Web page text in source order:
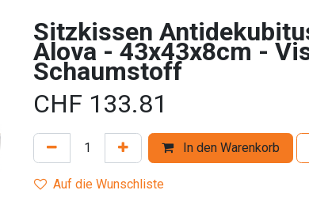
Sitzkissen
Alova - 43x43x8cm -
Schaumstoff
CHF 133.81
In den Warenkorb
Auf die Wunschliste